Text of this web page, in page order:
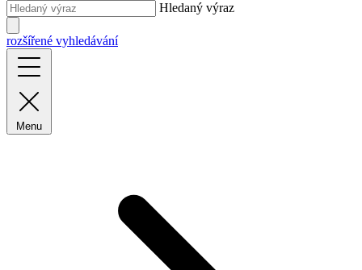
Hledaný výraz
rozšířené vyhledávání
Menu